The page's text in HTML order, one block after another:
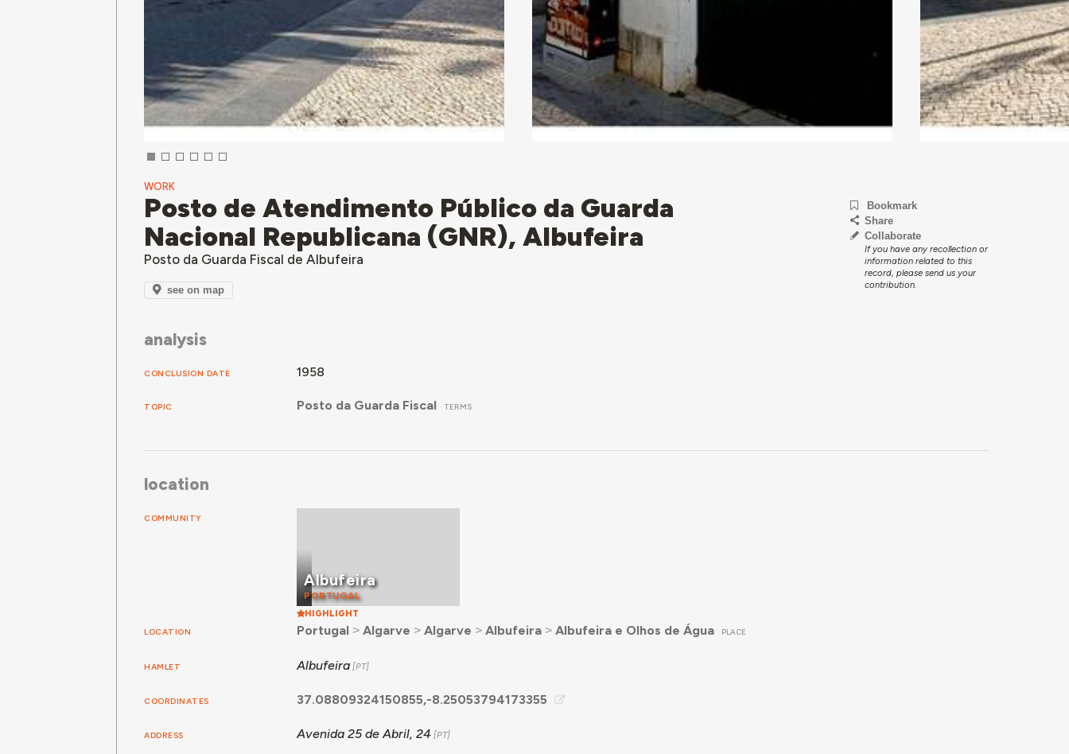
WORK
Posto de Atendimento Público da Guarda
Nacional Republicana (GNR), Albufeira
Posto da Guarda Fiscal de Albufeira
see on map
Bookmark
Share
Collaborate
If you have any recollection or
information related to this
record, please send us your
contribution.
analysis
CONCLUSION DATE 1958
TOPIC Posto da Guarda Fiscal TERMS
location
COMMUNITY
Albufeira
PORTUGAL
HIGHLIGHT
LOCATION Portugal ˃ Algarve ˃ Algarve ˃ Albufeira ˃ Albufeira e Olhos de Água PLACE
HAMLET Albufeira
COORDINATES 37.08809324150855,-8.25053794173355
ADDRESS Avenida 25 de Abril, 24